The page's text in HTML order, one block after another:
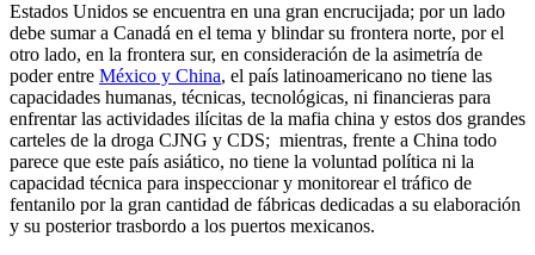
Estados Unidos se encuentra en una gran encrucijada; por un lado
debe sumar a Canadá en el tema y blindar su frontera norte, por el
otro lado, en la frontera sur, en consideración de la asimetría de
poder entre México y China, el país latinoamericano no tiene las
capacidades humanas, técnicas, tecnológicas, ni financieras para
enfrentar las actividades ilícitas de la mafia china y estos dos grandes
carteles de la droga CJNG y CDS; mientras, frente a China todo
parece que este país asiático, no tiene la voluntad política ni la
capacidad técnica para inspeccionar y monitorear el tráfico de
fentanilo por la gran cantidad de fábricas dedicadas a su elaboración
y su posterior trasbordo a los puertos mexicanos.